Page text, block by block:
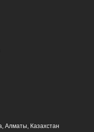
Алматы, Казахстан